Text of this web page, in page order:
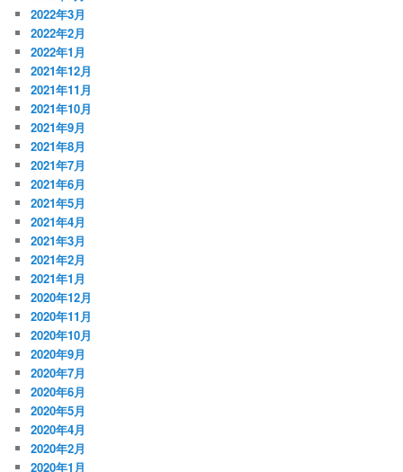
2022年3月
2022年2月
2022年1月
2021年12月
2021年11月
2021年10月
2021年9月
2021年8月
2021年7月
2021年6月
2021年5月
2021年4月
2021年3月
2021年2月
2021年1月
2020年12月
2020年11月
2020年10月
2020年9月
2020年7月
2020年6月
2020年5月
2020年4月
2020年2月
2020年1月